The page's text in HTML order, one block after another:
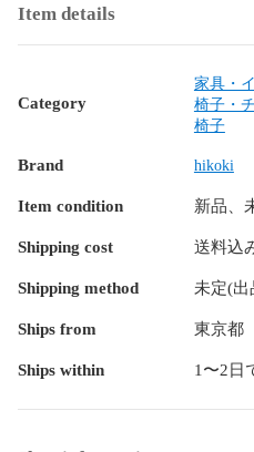
Item details
Category
家具・
椅子・
椅子
Brand hikoki
Item condition 新品、
Shipping cost 送料込
Shipping method 未定(出
Ships from 東京都
Ships within 1〜2日